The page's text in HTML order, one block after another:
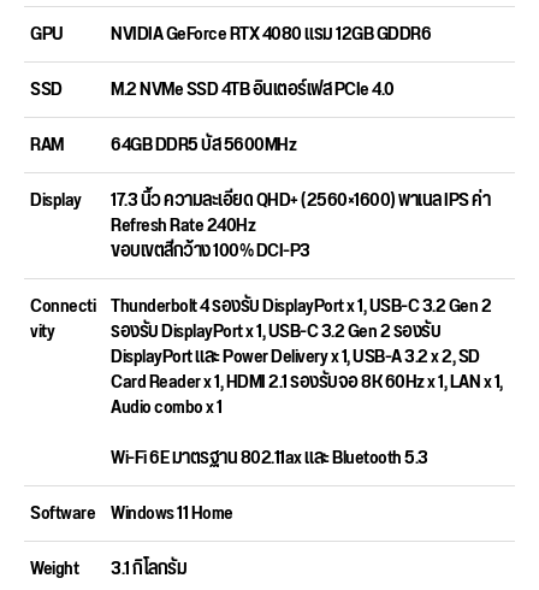
GPU
NVIDIA GeForce RTX 4080 แรม 12GB GDDR6
SSD
M.2 NVMe SSD 4TB อินเตอร์เฟส PCIe 4.0
RAM
64GB DDR5 บัส 5600MHz
Display
17.3 นิ้ว ความละเอียด QHD+ (2560×1600) พาเนล IPS ค่า
Refresh Rate 240Hz
ขอบเขตสีกว้าง 100% DCI-P3
Connecti
vity
Thunderbolt 4 รองรับ DisplayPort x 1, USB-C 3.2 Gen 2
รองรับ DisplayPort x 1, USB-C 3.2 Gen 2 รองรับ
DisplayPort และ Power Delivery x 1, USB-A 3.2 x 2, SD
Card Reader x 1, HDMI 2.1 รองรับจอ 8K 60Hz x 1, LAN x 1,
Audio combo x 1
Wi-Fi 6E มาตรฐาน 802.11ax และ Bluetooth 5.3
Software Windows 11 Home
Weight
3.1 กิโลกรัม